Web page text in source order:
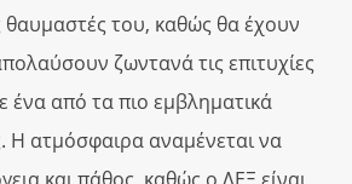
θαυμαστές του, καθώς θα έχουν
ζωντανά τις επιτυχίες
ένα από τα πιο εμβληματικά
Η ατμόσφαιρα αναμένεται να